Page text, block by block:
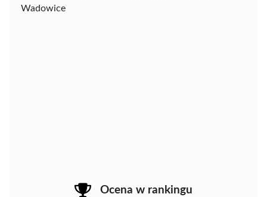
Wadowice
Ocena w rankingu